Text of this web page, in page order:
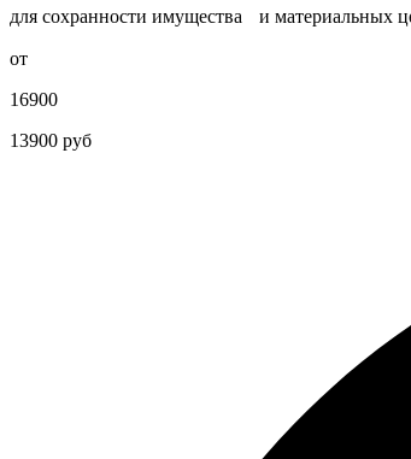
для сохранности имущества и материальных
от
16900
13900 руб